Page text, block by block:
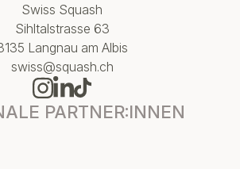
Swiss Squash
Sihltalstrasse 63
Langnau am Albis
swiss@squash.ch
PARTNER:INNEN